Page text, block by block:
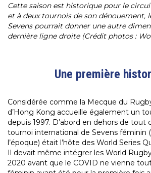
Cette saison est historique pour le
et à deux tournois de son dénouement,
Sevens pourrait donner une autre
dernière ligne droite (Crédit photos :
Une première
Considérée comme la Mecque du
d’Hong Kong accueille également un
depuis 1997. D’abord en dehors de tout
tournoi international de Sevens féminin
l’époque) était l’hôte des World Series
Il devait même intégrer les World
2020 avant que le COVID ne vienne